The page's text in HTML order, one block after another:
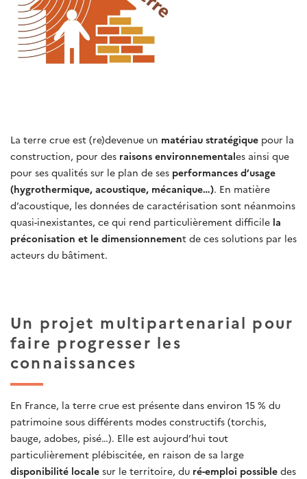
La terre crue est (re)devenue un matériau stratégique pour la
construction, pour des raisons environnementales ainsi que
pour ses qualités sur le plan de ses performances d’usage
(hygrothermique, acoustique, mécanique…). En matière
d’acoustique, les données de caractérisation sont néanmoins
quasi-inexistantes, ce qui rend particulièrement difficile la
préconisation et le dimensionnement de ces solutions par les
acteurs du bâtiment.
Un projet multipartenarial pour
faire progresser les
connaissances
En France, la terre crue est présente dans environ 15 % du
patrimoine sous différents modes constructifs (torchis,
bauge, adobes, pisé…). Elle est aujourd’hui tout
particulièrement plébiscitée, en raison de sa large
disponibilité locale sur le territoire, du ré-emploi possible des